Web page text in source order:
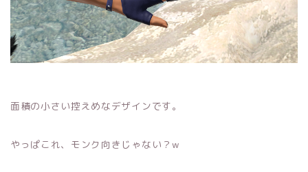
面積の小さい控えめなデザインです。
やっぱこれ、モンク向きじゃない？w